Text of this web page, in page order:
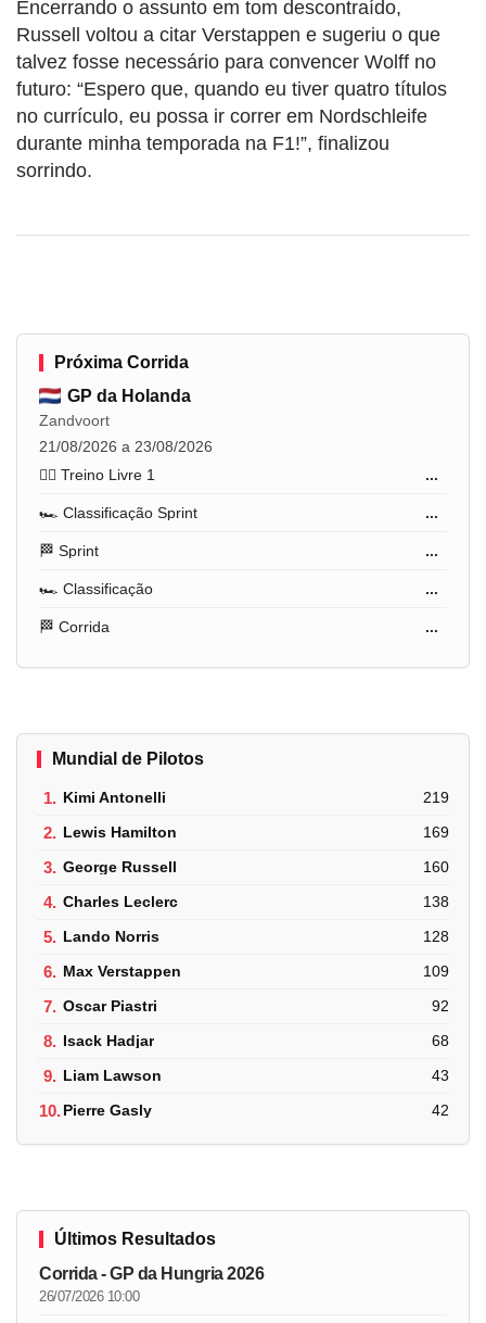
Encerrando o assunto em tom descontraído,
Russell voltou a citar Verstappen e sugeriu o que
talvez fosse necessário para convencer Wolff no
futuro: “Espero que, quando eu tiver quatro títulos
no currículo, eu possa ir correr em Nordschleife
durante minha temporada na F1!”, finalizou
sorrindo.
Próxima Corrida
GP da Holanda
Zandvoort
21/08/2026 a 23/08/2026
🏋️‍♂️ Treino Livre 1
...
🏎️ Classificação Sprint ...
🏁 Sprint ...
🏎️ Classificação ...
🏁 Corrida ...
Mundial de Pilotos
1. Kimi Antonelli 219
2. Lewis Hamilton 169
3. George Russell 160
4. Charles Leclerc 138
5. Lando Norris 128
6. Max Verstappen 109
7. Oscar Piastri 92
8. Isack Hadjar 68
9. Liam Lawson 43
10.Pierre Gasly 42
Últimos Resultados
Corrida - GP da Hungria 2026
26/07/2026 10:00